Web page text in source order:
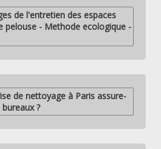
de l'entretien des espaces
pelouse - Methode ecologique -
de nettoyage à Paris assure-
?